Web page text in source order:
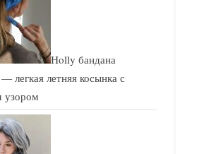
Holly бандана
легкая летняя косынка с